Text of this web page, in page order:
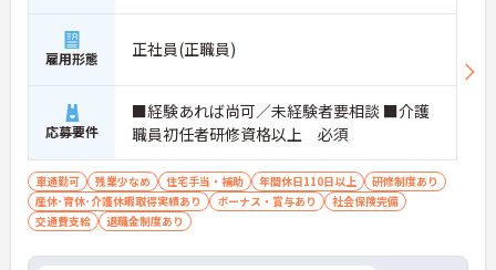
雇用形態 正社員(正職員)
応募要件
■経験あれば尚可／未経験者要相談 ■介護
職員初任者研修資格以上 必須
車通勤可 残業少なめ 住宅手当・補助 年間休日110日以上
研修制度あり
産休･育休･介護休暇取得実績あり
ボーナス・賞与あり
社会保険完備
交通費支給
退職金制度あり